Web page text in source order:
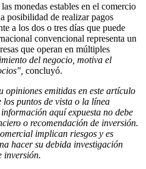
monedas estables en el comercio
posibilidad de realizar pagos
a los dos o tres días que puede
convencional representa un
que operan en múltiples
del negocio, motiva el
concluyó.
emitidas en este artículo
los puntos de vista o la línea
aquí expuesta no debe
o recomendación de inversión.
implican riesgos y es
hacer su debida investigación
inversión.